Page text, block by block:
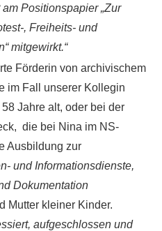
Positionspapier „Zur
, Freiheits- und
mitgewirkt.“
Förderin von archivischem
im Fall unserer Kollegin
Jahre alt, oder bei der
die bei Nina im NS-
Ausbildung zur
und Informationsdienste,
Dokumentation
Mutter kleiner Kinder.
aufgeschlossen und